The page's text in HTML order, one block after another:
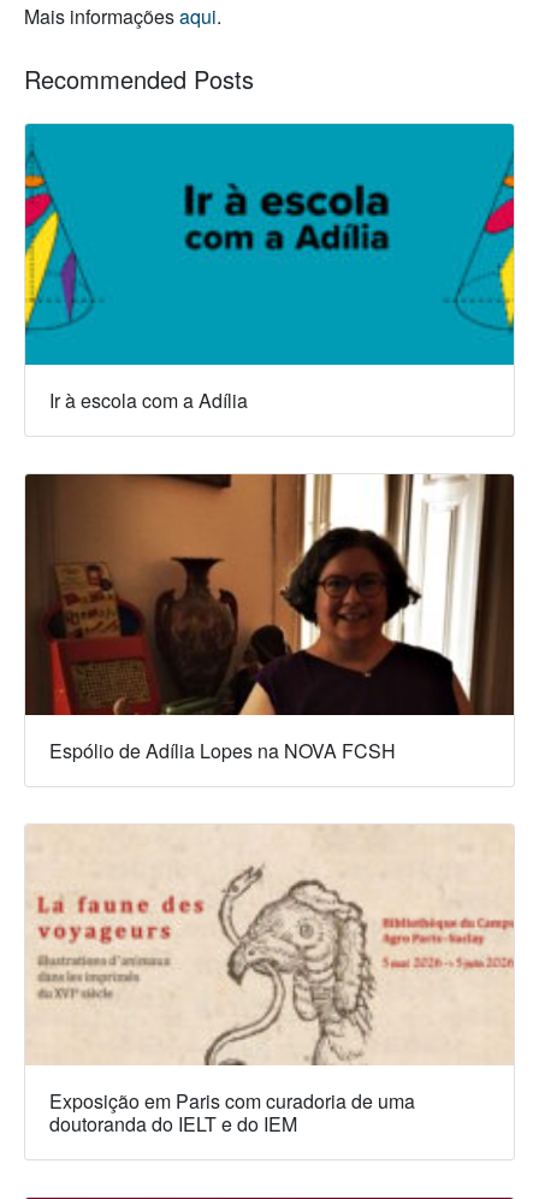
Mais informaçõesaqui.
Recommended Posts
Ir à escola com a Adília
Espólio de Adília Lopes na NOVA FCSH
Exposição em Paris com curadoria de uma
doutoranda do IELT e do IEM